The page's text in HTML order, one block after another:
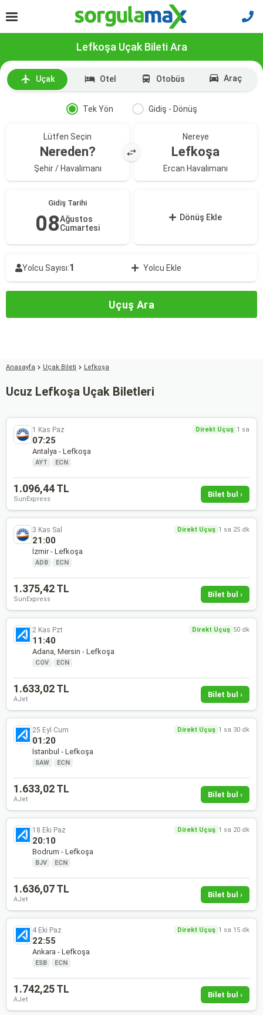
Lefkoşa Uçak Bileti Ara
Uçak Otel Otobüs Araç
Tek Yön Gidiş - Dönüş
Lütfen Seçin
Nereden?
Şehir / Havalimanı
Nereye
Lefkoşa
Ercan Havalimanı
Gidiş Tarihi
08Ağustos
Cumartesi
Dönüş Ekle
Yolcu Sayısı:1 Yolcu Ekle
Uçuş Ara
Anasayfa Uçak Bileti Lefkoşa
Ucuz Lefkoşa Uçak Biletleri
1 Kas Paz Direkt Uçuş 1 sa
07:25
Antalya - Lefkoşa
AYT · ECN
1.096,44 TL
SunExpress
Bilet bul ›
3 Kas Sal Direkt Uçuş 1 sa 25 dk
21:00
İzmir - Lefkoşa
ADB · ECN
1.375,42 TL
SunExpress
Bilet bul ›
2 Kas Pzt Direkt Uçuş 50 dk
11:40
Adana, Mersin - Lefkoşa
COV · ECN
1.633,02 TL
AJet
Bilet bul ›
25 Eyl Cum Direkt Uçuş 1 sa 30 dk
01:20
İstanbul - Lefkoşa
SAW · ECN
1.633,02 TL
AJet
Bilet bul ›
18 Eki Paz Direkt Uçuş 1 sa 20 dk
20:10
Bodrum - Lefkoşa
BJV · ECN
1.636,07 TL
AJet
Bilet bul ›
4 Eki Paz Direkt Uçuş 1 sa 15 dk
22:55
Ankara - Lefkoşa
ESB · ECN
1.742,25 TL
AJet
Bilet bul ›